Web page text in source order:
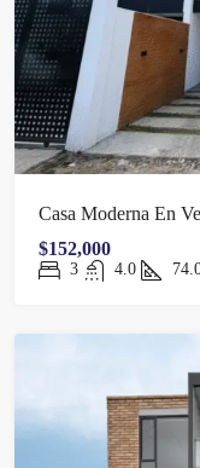
Casa Moderna En
$152,000
3 4.0